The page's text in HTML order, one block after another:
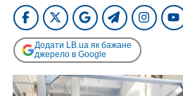
Додати LB.ua як бажане
джерело в Google